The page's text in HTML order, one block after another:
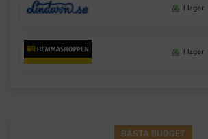
I lager
I lager
BÄSTA BUDGET